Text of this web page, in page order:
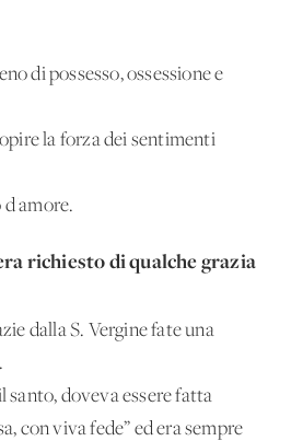
di possesso, ossessione e
la forza dei sentimenti
richiesto di qualche grazia
dalla S. Vergine fate una
santo, doveva essere fatta
con viva fede” ed era sempre